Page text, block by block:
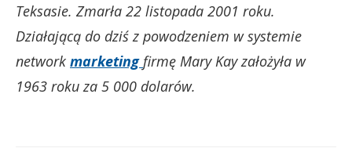
Teksasie. Zmarła 22 listopada 2001 roku.
Działającą do dziś z powodzeniem w systemie
network marketing firmę Mary Kay założyła w
1963 roku za 5 000 dolarów.